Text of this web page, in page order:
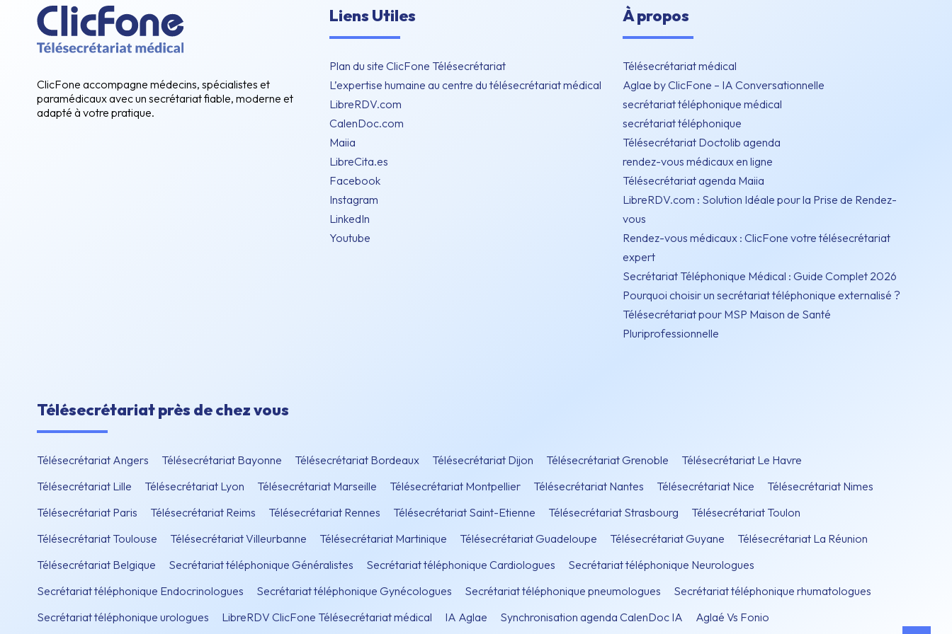
ClicFone accompagne médecins, spécialistes et
paramédicaux avec un secrétariat fiable, moderne et
adapté à votre pratique.
Liens Utiles
Plan du site ClicFone Télésecrétariat
L’expertise humaine au centre du télésecrétariat médical
LibreRDV.com
CalenDoc.com
Maiia
LibreCita.es
Facebook
Instagram
LinkedIn
Youtube
À propos
Télésecrétariat médical
Aglae by ClicFone – IA Conversationnelle
secrétariat téléphonique médical
secrétariat téléphonique
Télésecrétariat Doctolib agenda
rendez-vous médicaux en ligne
Télésecrétariat agenda Maiia
LibreRDV.com : Solution Idéale pour la Prise de Rendez-
vous
Rendez-vous médicaux : ClicFone votre télésecrétariat
expert
Secrétariat Téléphonique Médical : Guide Complet 2026
Pourquoi choisir un secrétariat téléphonique externalisé ?
Télésecrétariat pour MSP Maison de Santé
Pluriprofessionnelle
Télésecrétariat près de chez vous
Télésecrétariat Angers Télésecrétariat Bayonne Télésecrétariat Bordeaux Télésecrétariat Dijon Télésecrétariat Grenoble
Télésecrétariat Le Havre
Télésecrétariat Lille
Télésecrétariat Lyon Télésecrétariat Marseille Télésecrétariat Montpellier Télésecrétariat Nantes Télésecrétariat Nice
Télésecrétariat Nimes
Télésecrétariat Paris
Télésecrétariat Reims Télésecrétariat Rennes Télésecrétariat Saint-Etienne Télésecrétariat Strasbourg
Télésecrétariat Toulon
Télésecrétariat Toulouse
Télésecrétariat Villeurbanne Télésecrétariat Martinique Télésecrétariat Guadeloupe Télésecrétariat Guyane
Télésecrétariat La Réunion
Télésecrétariat Belgique
Secrétariat téléphonique Généralistes Secrétariat téléphonique Cardiologues
Secrétariat téléphonique Neurologues
Secrétariat téléphonique Endocrinologues
Secrétariat téléphonique Gynécologues Secrétariat téléphonique pneumologues
Secrétariat téléphonique rhumatologues
Secrétariat téléphonique urologues
LibreRDV ClicFone Télésecrétariat médical IA Aglae Synchronisation agenda CalenDoc IA Aglaé Vs Fonio